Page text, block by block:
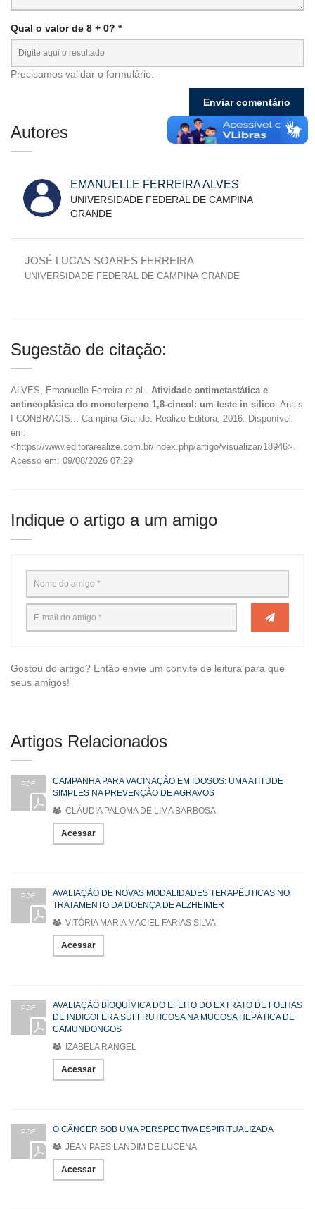
Qual o valor de 8 + 0? *
Precisamos validar o formulário.
Autores
EMANUELLE FERREIRA ALVES
UNIVERSIDADE FEDERAL DE CAMPINA
GRANDE
JOSÉ LUCAS SOARES FERREIRA
UNIVERSIDADE FEDERAL DE CAMPINA GRANDE
Sugestão de citação:
ALVES, Emanuelle Ferreira et al.. Atividade antimetastática e
antineoplásica do monoterpeno 1,8-cineol: um teste in silico . Anais
I CONBRACIS... Campina Grande: Realize Editora, 2016. Disponível
em:
<https://www.editorarealize.com.br/index.php/artigo/visualizar/18946>.
Acesso em: 09/08/2026 07:29
Indique o artigo a um amigo
Gostou do artigo? Então envie um convite de leitura para que
seus amigos!
Artigos Relacionados
PDF
CAMPANHA PARA VACINAÇÃO EM IDOSOS: UMA ATITUDE
SIMPLES NA PREVENÇÃO DE AGRAVOS
CLÁUDIA PALOMA DE LIMA BARBOSA
Acessar
PDF
AVALIAÇÃO DE NOVAS MODALIDADES TERAPÊUTICAS NO
TRATAMENTO DA DOENÇA DE ALZHEIMER
VITÓRIA MARIA MACIEL FARIAS SILVA
Acessar
PDF
AVALIAÇÃO BIOQUÍMICA DO EFEITO DO EXTRATO DE FOLHAS
DE INDIGOFERA SUFFRUTICOSA NA MUCOSA HEPÁTICA DE
CAMUNDONGOS
IZABELA RANGEL
Acessar
PDF
O CÂNCER SOB UMA PERSPECTIVA ESPIRITUALIZADA
JEAN PAES LANDIM DE LUCENA
Acessar